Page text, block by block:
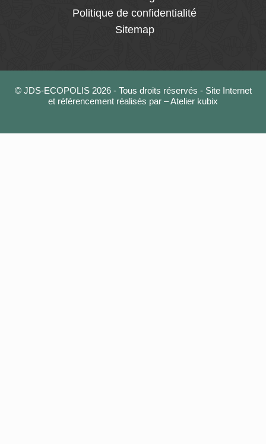
Politique de confidentialité
Sitemap
© JDS-ECOPOLIS 2026 - Tous droits réservés - Site Internet
et référencement réalisés par – Atelier kubix